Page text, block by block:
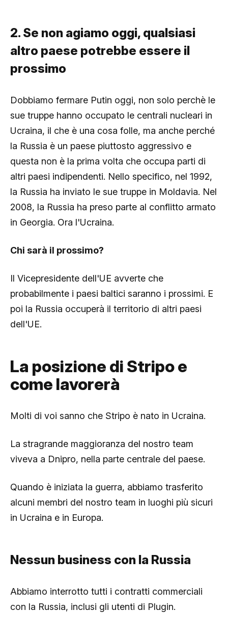
2. Se non agiamo oggi, qualsiasi
altro paese potrebbe essere il
prossimo
Dobbiamo fermare Putin oggi, non solo perchè le
sue truppe hanno occupato le centrali nucleari in
Ucraina, il che è una cosa folle, ma anche perché
la Russia è un paese piuttosto aggressivo e
questa non è la prima volta che occupa parti di
altri paesi indipendenti. Nello specifico, nel 1992,
la Russia ha inviato le sue truppe in Moldavia. Nel
2008, la Russia ha preso parte al conflitto armato
in Georgia. Ora l'Ucraina.
Chi sarà il prossimo?
Il Vicepresidente dell'UE avverte che
probabilmente i paesi baltici saranno i prossimi. E
poi la Russia occuperà il territorio di altri paesi
dell'UE.
La posizione di Stripo e
come lavorerà
Molti di voi sanno che Stripo è nato in Ucraina.
La stragrande maggioranza del nostro team
viveva a Dnipro, nella parte centrale del paese.
Quando è iniziata la guerra, abbiamo trasferito
alcuni membri del nostro team in luoghi più sicuri
in Ucraina e in Europa.
Nessun business con la Russia
Abbiamo interrotto tutti i contratti commerciali
con la Russia, inclusi gli utenti di Plugin.